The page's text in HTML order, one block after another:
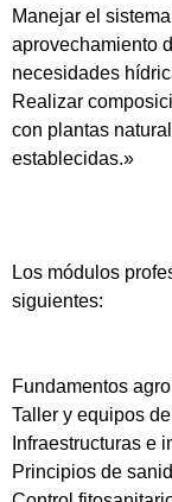
Manejar el
aprovechamiento
necesidades
Realizar
con plantas
establecidas.»
Los módulos
siguientes:
Fundamentos
Taller y equipos
Infraestructuras e
Principios de